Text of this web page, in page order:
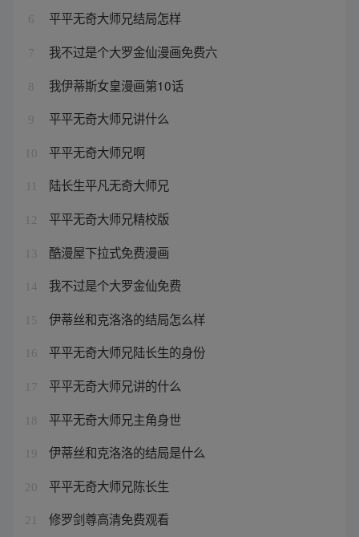
6 平平无奇大师兄结局怎样
7 我不过是个大罗金仙漫画免费六
8 我伊蒂斯女皇漫画第10话
9 平平无奇大师兄讲什么
10 平平无奇大师兄啊
陆长生平凡无奇大师兄
12 平平无奇大师兄精校版
13 酷漫屋下拉式免费漫画
14 我不过是个大罗金仙免费
15 伊蒂丝和克洛洛的结局怎么样
16 平平无奇大师兄陆长生的身份
17 平平无奇大师兄讲的什么
18 平平无奇大师兄主角身世
19 伊蒂丝和克洛洛的结局是什么
20 平平无奇大师兄陈长生
21 修罗剑尊高清免费观看